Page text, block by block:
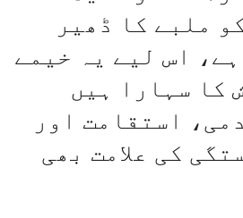
ملبے کا ڈھیر
اس لیے یہ خیمے
کا سہارا ہیں
استقامت اور
کی علامت بھی